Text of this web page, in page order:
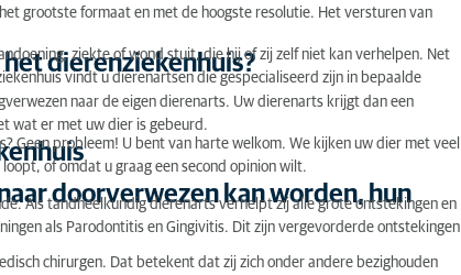
kan worden, hun expertises
grootste formaat en met de hoogste resolutie. Het versturen van
dierenziekenhuis?
ziekte of wond stuit, die hij of zij zelf niet kan verhelpen. Net
vindt u dierenartsen die gespecialiseerd zijn in bepaalde
naar de eigen dierenarts. Uw dierenarts krijgt dan een
wat er met uw dier is gebeurd.
Geen probleem! U bent van harte welkom. We kijken uw dier met veel
of omdat u graag een second opinion wilt.
doorverwezen kan worden, hun
Als tandheelkundig dierenarts verhelpt zij alle grote ontstekingen en
als Parodontitis en Gingivitis. Dit zijn vergevorderde ontstekingen
chirurgen. Dat betekent dat zij zich onder andere bezighouden